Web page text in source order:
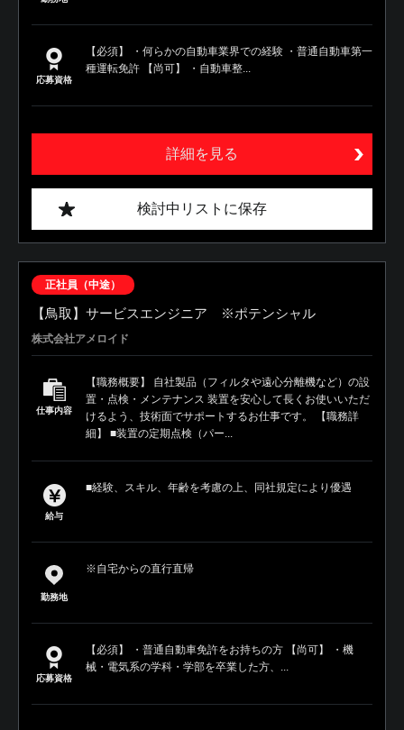
応募資格
【必須】 ・何らかの自動車業界での経験 ・普通自動車第一
種運転免許 【尚可】 ・自動車整...
詳細を見る
検討中リストに保存
正社員（中途）
【鳥取】サービスエンジニア ※ポテンシャル
株式会社アメロイド
仕事内容
【職務概要】 自社製品（フィルタや遠心分離機など）の設
置・点検・メンテナンス 装置を安心して長くお使いいただ
けるよう、技術面でサポートするお仕事です。 【職務詳
細】 ■装置の定期点検（パー...
給与
■経験、スキル、年齢を考慮の上、同社規定により優遇
勤務地
※自宅からの直行直帰
応募資格
【必須】 ・普通自動車免許をお持ちの方 【尚可】 ・機
械・電気系の学科・学部を卒業した方、...